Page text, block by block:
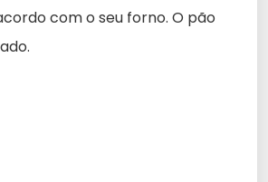
com o seu forno. O pão